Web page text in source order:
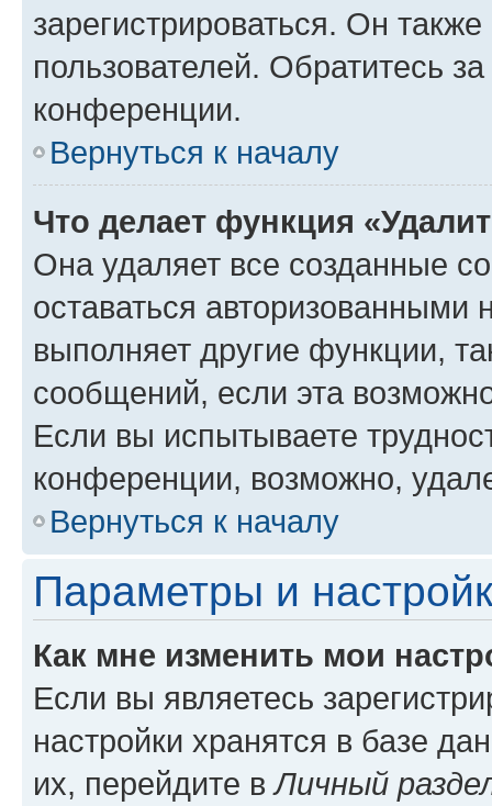
зарегистрироваться. Он
пользователей. Обратитесь
конференции.
Вернуться к началу
Что делает функция
Она удаляет все созданные
оставаться авторизованными
выполняет другие функции,
сообщений, если эта
Если вы испытываете
конференции, возможно,
Вернуться к началу
Параметры и
Как мне изменить мои
Если вы являетесь
настройки хранятся в базе
их, перейдите вЛичный